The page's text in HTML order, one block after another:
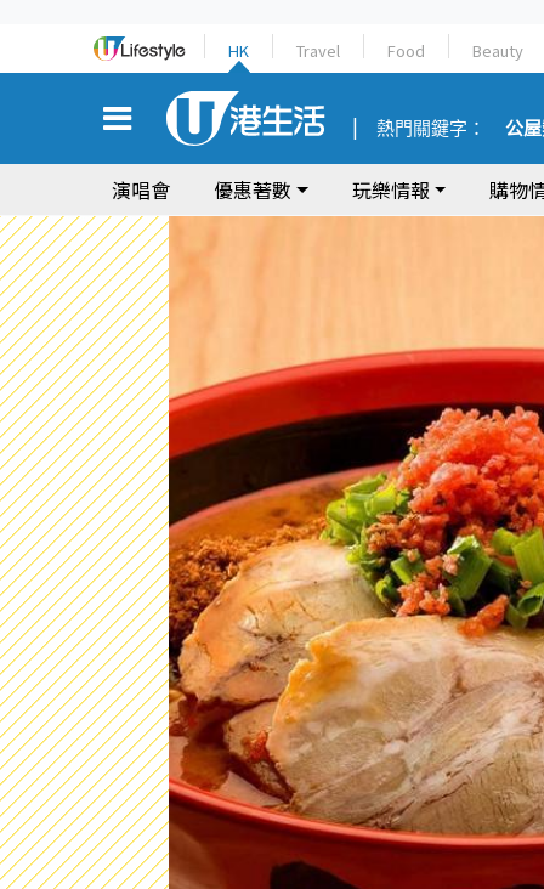
HK Travel Food Beauty
熱門關鍵字： 公
演唱會 優惠著數 玩樂情報 購物